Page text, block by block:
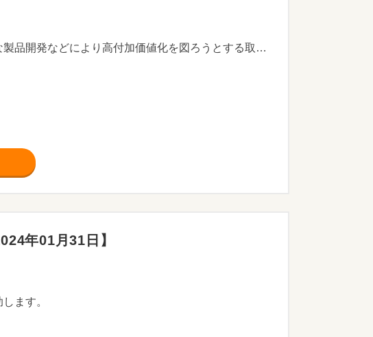
新規性の高い技術等の研究開発事業及び独自の技術やアイデア等で、従来にはない画期的な製品開発などにより高付加価値化を図ろうとする取り組みに対して、その開発から販売プロモーションまでの一貫した事業に要する経費の一部を助成します。 ※申請をご検討の際には、事業内容などを経営革新支援チームまでご相談ください。
年01月31日】
ます。